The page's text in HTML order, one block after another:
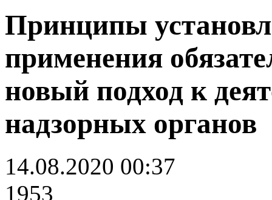
Принципы
применения
новый подход к
надзорных органов
14.08.2020 00:37
1953